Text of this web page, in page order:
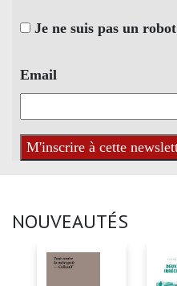
Je ne suis pas un robot
Email
NOUVEAUTÉS